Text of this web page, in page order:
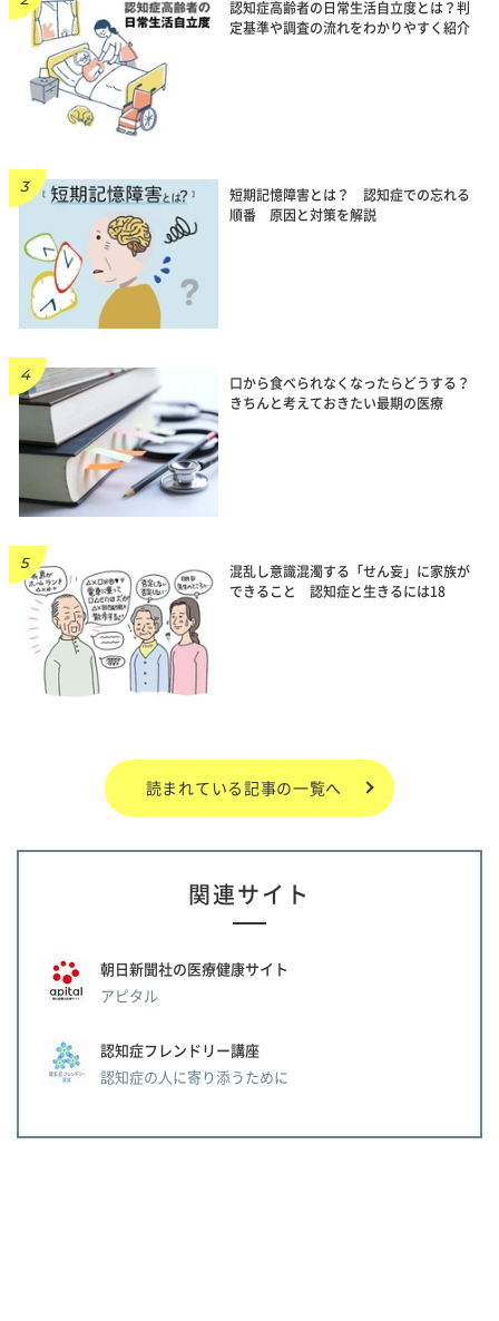
認知症高齢者の日常生活自立度とは？判
定基準や調査の流れをわかりやすく紹介
短期記憶障害とは？ 認知症での忘れる
順番 原因と対策を解説
口から食べられなくなったらどうする？
きちんと考えておきたい最期の医療
混乱し意識混濁する「せん妄」に家族が
できること 認知症と生きるには18
読まれている記事の一覧へ
関連サイト
朝日新聞社の医療健康サイト
アピタル
認知症フレンドリー講座
認知症の人に寄り添うために